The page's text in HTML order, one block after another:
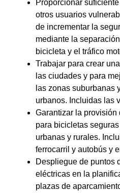
Proporcionar
otros usuarios
de incrementar la
mediante la
bicicleta y el tráfico
Trabajar para crear
las ciudades y para
las zonas suburbanas
urbanos. Incluidas las
Garantizar la
para bicicletas
urbanas y rurales.
ferrocarril y autobús y
Despliegue de puntos
eléctricas en la
plazas de